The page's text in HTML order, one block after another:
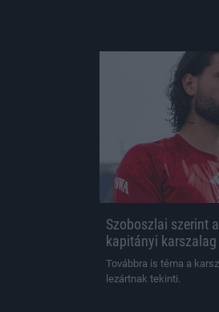
Szoboszlai szerint
kapitányi
Továbbra is téma a
lezártnak tekinti.